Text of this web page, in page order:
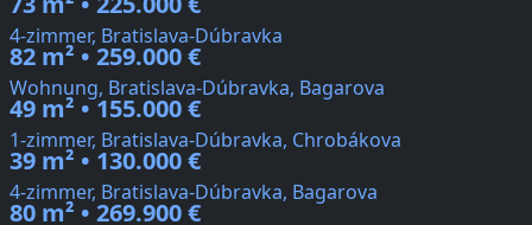
4-zimmer, Bratislava-Dúbravka
82 m² • 259.000 €
Wohnung, Bratislava-Dúbravka, Bagarova
49 m² • 155.000 €
1-zimmer, Bratislava-Dúbravka, Chrobákova
39 m² • 130.000 €
4-zimmer, Bratislava-Dúbravka, Bagarova
80 m² • 269.900 €